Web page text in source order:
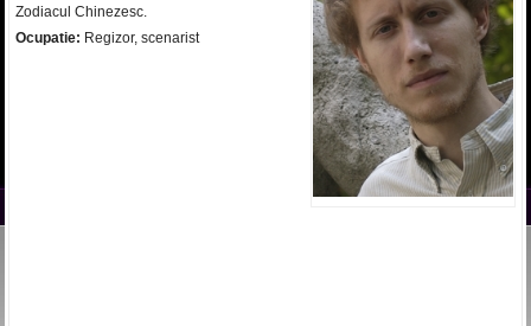
Zodiacul Chinezesc.
Ocupatie: Regizor, scenarist